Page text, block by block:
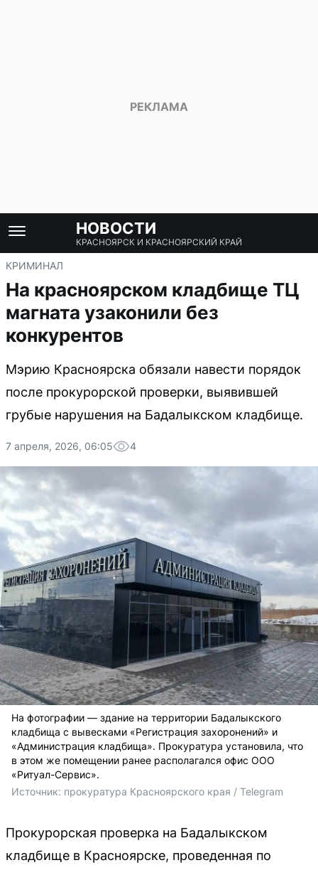
НОВОСТИ
КРАСНОЯРСК И КРАСНОЯРСКИЙ КРАЙ
КРИМИНАЛ
На красноярском кладбище ТЦ
магната узаконили без
конкурентов
Мэрию Красноярска обязали навести порядок
после прокурорской проверки, выявившей
грубые нарушения на Бадалыкском кладбище.
7 апреля, 2026, 06:05 4
На фотографии — здание на территории Бадалыкского
кладбища с вывесками «Регистрация захоронений» и
«Администрация кладбища». Прокуратура установила, что
в этом же помещении ранее располагался офис ООО
«Ритуал-Сервис».
Источник: прокуратура Красноярского края / Telegram
Прокурорская проверка на Бадалыкском
кладбище в Красноярске, проведенная по